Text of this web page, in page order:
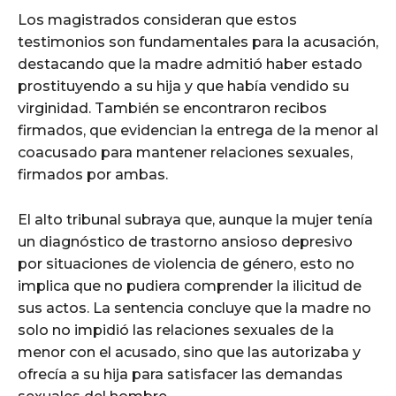
Los magistrados consideran que estos
testimonios son fundamentales para la acusación,
destacando que la madre admitió haber estado
prostituyendo a su hija y que había vendido su
virginidad. También se encontraron recibos
firmados, que evidencian la entrega de la menor al
coacusado para mantener relaciones sexuales,
firmados por ambas.
El alto tribunal subraya que, aunque la mujer tenía
un diagnóstico de trastorno ansioso depresivo
por situaciones de violencia de género, esto no
implica que no pudiera comprender la ilicitud de
sus actos. La sentencia concluye que la madre no
solo no impidió las relaciones sexuales de la
menor con el acusado, sino que las autorizaba y
ofrecía a su hija para satisfacer las demandas